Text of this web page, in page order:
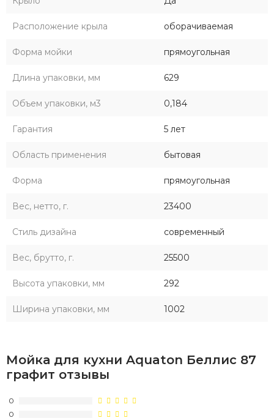
Расположение крыла оборачиваемая
Форма мойки прямоугольная
Длина упаковки, мм 629
Объем упаковки, м3 0,184
Гарантия 5 лет
Область применения бытовая
Форма прямоугольная
Вес, нетто, г. 23400
Стиль дизайна современный
Вес, брутто, г. 25500
Высота упаковки, мм 292
Ширина упаковки, мм 1002
Мойка для кухни Aquaton Беллис 87
графит отзывы
0
0